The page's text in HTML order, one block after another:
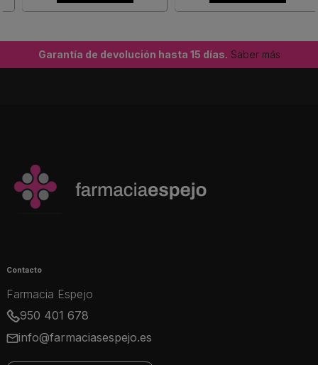
Garantía de devolución hasta 15 días. Saber más
Contacto
Farmacia Espejo
950 401 678
info@farmaciasespejo.es